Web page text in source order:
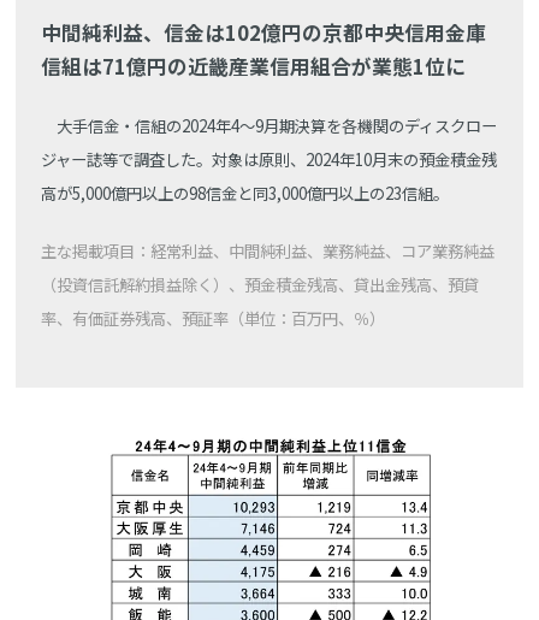
中間純利益、信金は102億円の京都中央信用金庫
信組は71億円の近畿産業信用組合が業態1位に
大手信金・信組の2024年4～9月期決算を各機関のディスクロー
ジャー誌等で調査した。対象は原則、2024年10月末の預金積金残
高が5,000億円以上の98信金と同3,000億円以上の23信組。
主な掲載項目：経常利益、中間純利益、業務純益、コア業務純益
（投資信託解約損益除く）、預金積金残高、貸出金残高、預貸
率、有価証券残高、預証率（単位：百万円、％）